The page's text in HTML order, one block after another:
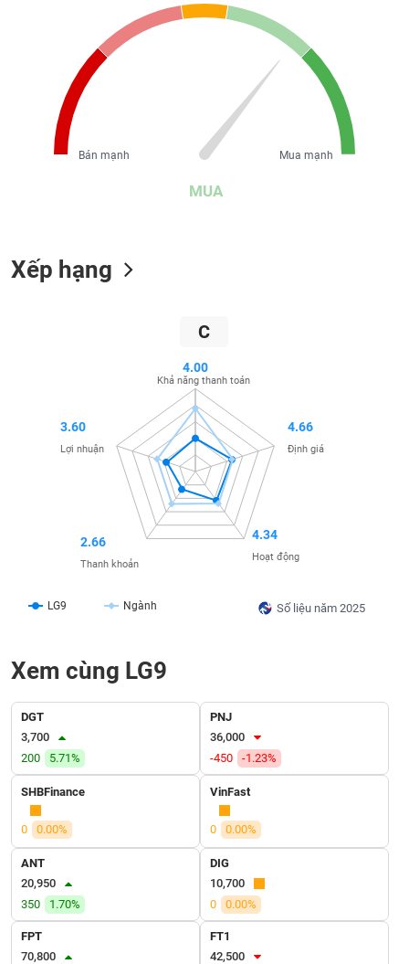
trường
MUA
Mua mạnh
Bán mạnh
Xếp hạng
C
Số liệu năm 2025
LG9 Ngành
4.00
Khả năng thanh toán
4.66
Định giá
4.34
Hoạt động
2.66
Thanh khoản
3.60
Lợi nhuận
Xem cùng LG9
DGT
3,700
200
5.71%
PNJ
36,000
-450
-1.23%
SHBFinance
0 0.00%
VinFast
0 0.00%
ANT
20,950
350
1.70%
DIG
10,700
0
0.00%
FPT
70,800
FT1
42,500
DÙNG
KHÔNG
THIẾT
YẾU
DÙNG
THIẾT
KHỎE
NGHỆ
TIN
DỊCH
VỤ
TRUYỀN
THÔNG
TIỆN